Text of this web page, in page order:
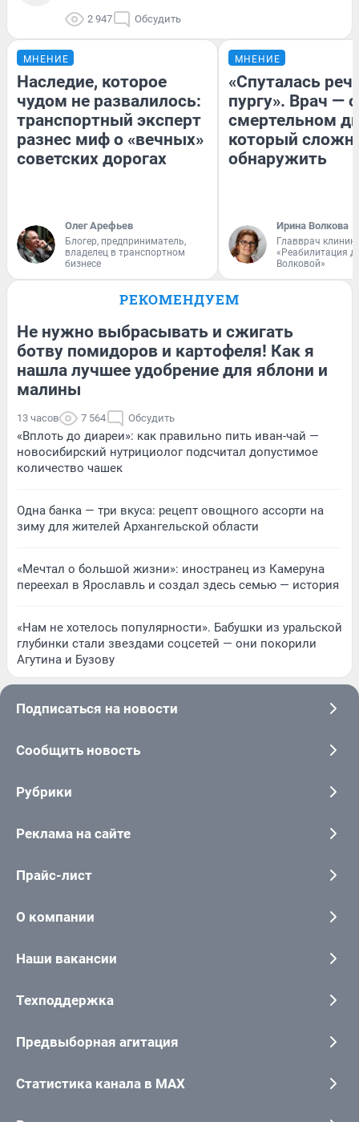
2 947 Обсудить
МНЕНИЕ
Наследие, которое
чудом не развалилось:
транспортный эксперт
разнес миф о «вечных»
советских дорогах
Олег Арефьев
Блогер, предприниматель,
владелец в транспортном
бизнесе
МНЕНИЕ
«Спуталась
пургу». Врач — о
смертельном
который
обнаружить
Ирина Волкова
Главврач
«Реабилитация
Волковой»
РЕКОМЕНДУЕМ
Не нужно выбрасывать и сжигать
ботву помидоров и картофеля! Как я
нашла лучшее удобрение для яблони и
малины
13 часов 7 564 Обсудить
«Вплоть до диареи»: как правильно пить иван-чай —
новосибирский нутрициолог подсчитал допустимое
количество чашек
Одна банка — три вкуса: рецепт овощного ассорти на
зиму для жителей Архангельской области
«Мечтал о большой жизни»: иностранец из Камеруна
переехал в Ярославль и создал здесь семью — история
«Нам не хотелось популярности». Бабушки из уральской
глубинки стали звездами соцсетей — они покорили
Агутина и Бузову
Подписаться на новости
Сообщить новость
Рубрики
Реклама на сайте
Прайс-лист
О компании
Наши вакансии
Техподдержка
Предвыборная агитация
Статистика канала в MAX